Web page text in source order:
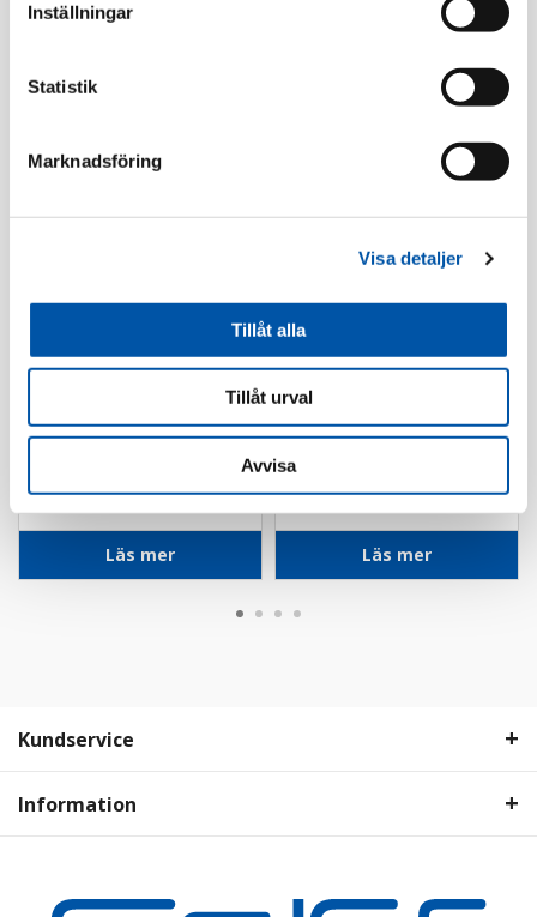
Inställningar
Statistik
Marknadsföring
Visa detaljer
Tillåt alla
Tillåt urval
Avvisa
Beskrivning
AS Schwabe
3G2,5
Läs mer
AS Schwabe
S/CEE GDS
Läs mer
Kundservice
Information